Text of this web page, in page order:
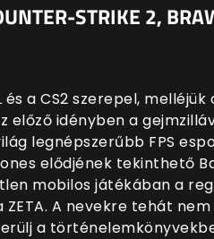
STRIKE 2,
a CS2 szerepel,
idényben a
legnépszerűbb FPS
elődjének tekinthető
mobilos játékában a
ZETA. A nevekre tehát
a